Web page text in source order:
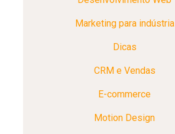
Marketing para indústria
Dicas
CRM e Vendas
E-commerce
Motion Design